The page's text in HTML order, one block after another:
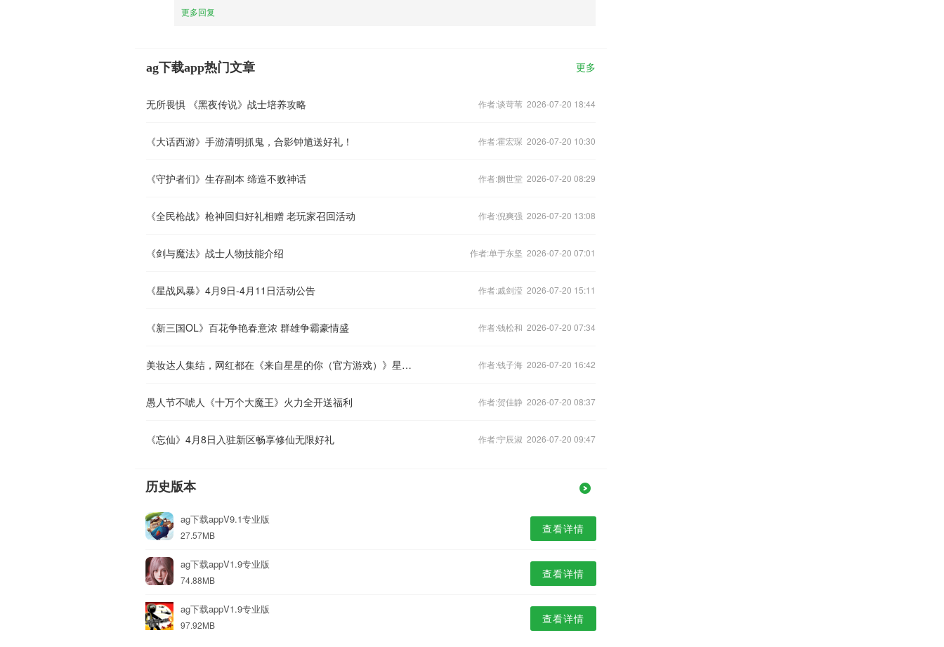
更多回复
ag下载app热门文章 更多
无所畏惧 《黑夜传说》战士培养攻略 作者:谈苛苇 2026-07-20 18:44
《大话西游》手游清明抓鬼，合影钟馗送好礼！ 作者:霍宏琛 2026-07-20 10:30
《守护者们》生存副本 缔造不败神话 作者:阙世堂 2026-07-20 08:29
《全民枪战》枪神回归好礼相赠 老玩家召回活动 作者:倪爽强 2026-07-20 13:08
《剑与魔法》战士人物技能介绍 作者:单于东坚 2026-07-20 07:01
《星战风暴》4月9日-4月11日活动公告 作者:戚剑滢 2026-07-20 15:11
《新三国OL》百花争艳春意浓 群雄争霸豪情盛 作者:钱松和 2026-07-20 07:34
美妆达人集结，网红都在《来自星星的你（官方游戏）》星都市 作者:钱子海 2026-07-20 16:42
愚人节不唬人《十万个大魔王》火力全开送福利 作者:贺佳静 2026-07-20 08:37
《忘仙》4月8日入驻新区畅享修仙无限好礼 作者:宁辰淑 2026-07-20 09:47
历史版本
ag下载appV9.1专业版
27.57MB 查看详情
ag下载appV1.9专业版
74.88MB 查看详情
ag下载appV1.9专业版
97.92MB 查看详情